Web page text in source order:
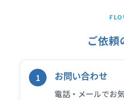
ご依頼
お問い合わせ
電話・メールでお